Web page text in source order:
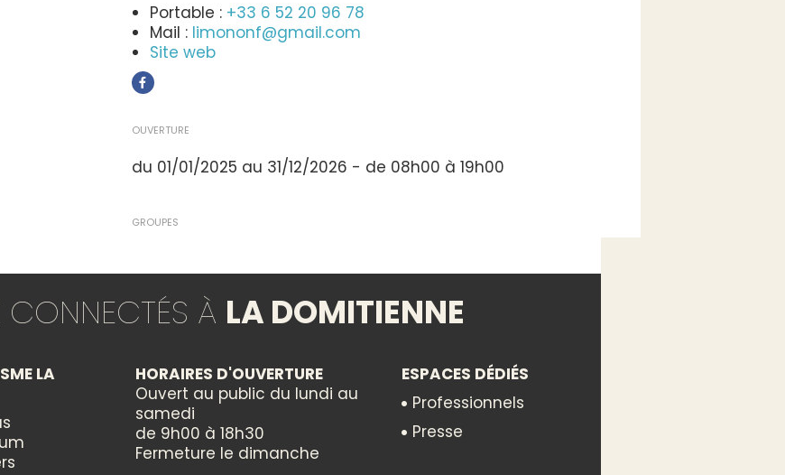
Portable : +33 6 52 20 96 78
Mail : limononf@gmail.com
Site web
OUVERTURE
du 01/01/2025 au 31/12/2026 - de 08h00 à 19h00
GROUPES
TYPE DE RESTAURATION
CONNECTÉS À LA DOMITIENNE
LA
HORAIRES D'OUVERTURE
Ouvert au public du lundi au
samedi
de 9h00 à 18h30
Fermeture le dimanche
ESPACES DÉDIÉS
Professionnels
Presse